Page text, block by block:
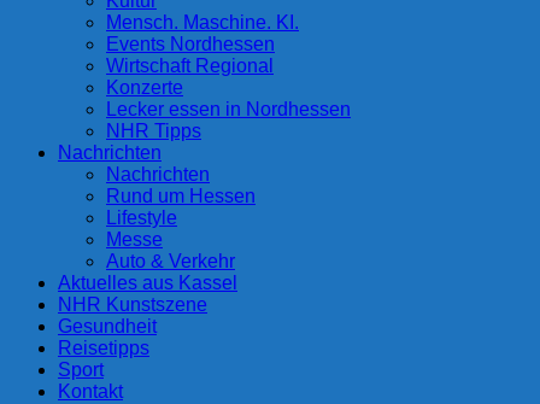
Mensch. Maschine. KI.
Events Nordhessen
Wirtschaft Regional
Konzerte
Lecker essen in Nordhessen
NHR Tipps
Nachrichten
Nachrichten
Rund um Hessen
Lifestyle
Messe
Auto & Verkehr
Aktuelles aus Kassel
NHR Kunstszene
Gesundheit
Reisetipps
Sport
Kontakt